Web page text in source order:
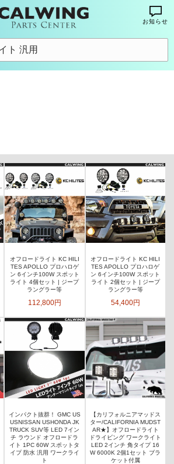
お知らせ
オフロードライト KC HILI
TES APOLLO プロハロゲ
ン 6インチ100W スポット
ライト 4個セット | ジープ
ラングラー等
112,800円
オフロードライト KC HILI
TES APOLLO プロハロゲ
ン 6インチ100W スポット
ライト 2個セット | ジープ
ラングラー等
54,400円
インパクト抜群！ GMC US
USNISSAN USHONDA JK
TRUCK SUV等 LED 7イン
チ ラウンド オフロードラ
イト 1PC 60W スポットタ
イプ 防水 汎用 ワークライ
ト
【カリフォルニアマッドス
ター/CALIFORNIA MUDST
AR★】オフロードライト
ドライビング ワークライト
LED 2インチ 角タイプ 16
W 6000K 2個1セット ブラ
ケット付属